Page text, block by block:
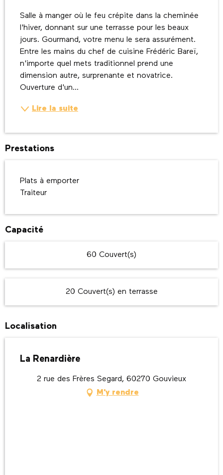
Salle à manger où le feu crépite dans la cheminée
l'hiver, donnant sur une terrasse pour les beaux
jours. Gourmand, votre menu le sera assurément.
Entre les mains du chef de cuisine Frédéric Bareï,
n'importe quel mets traditionnel prend une
dimension autre, surprenante et novatrice.
Ouverture d'un...
Lire la suite
Prestations
Plats à emporter
Traiteur
Capacité
60 Couvert(s)
20 Couvert(s) en terrasse
Localisation
La Renardière
2 rue des Frères Segard, 60270 Gouvieux
M'y rendre